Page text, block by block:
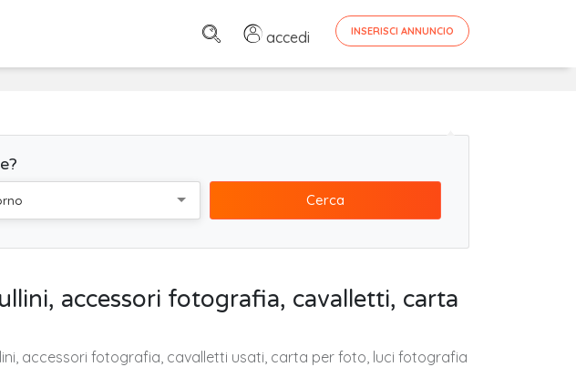
accedi INSERISCI ANNUNCIO
Cerca
accessori fotografia, cavalletti, carta
accessori fotografia, cavalletti usati, carta per foto, luci fotografia